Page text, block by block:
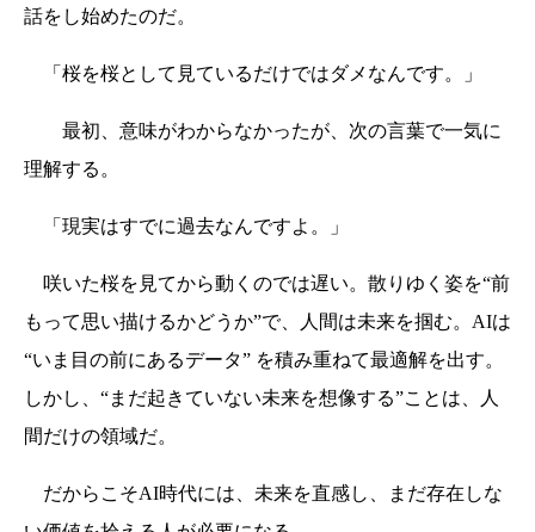
話をし始めたのだ。
「桜を桜として見ているだけではダメなんです。」
最初、意味がわからなかったが、次の言葉で一気に
理解する。
「現実はすでに過去なんですよ。」
咲いた桜を見てから動くのでは遅い。散りゆく姿を“前
もって思い描けるかどうか”で、人間は未来を掴む。AIは
“いま目の前にあるデータ” を積み重ねて最適解を出す。
しかし、“まだ起きていない未来を想像する”ことは、人
間だけの領域だ。
だからこそAI時代には、未来を直感し、まだ存在しな